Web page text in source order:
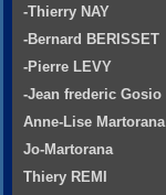
-Thierry NAY
-Bernard BERISSET
-Pierre LEVY
-Jean frederic Gosio
Anne-Lise Martorana
Jo-Martorana
Thiery REMI